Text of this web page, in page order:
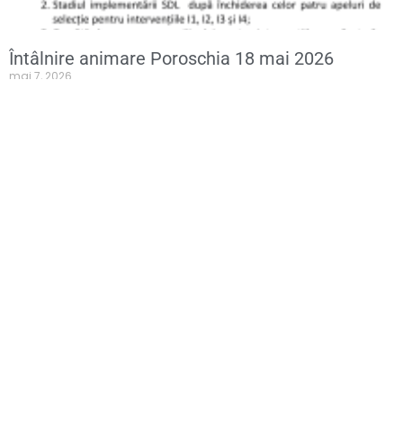
Întâlnire animare Poroschia 18 mai 2026
mai 7, 2026